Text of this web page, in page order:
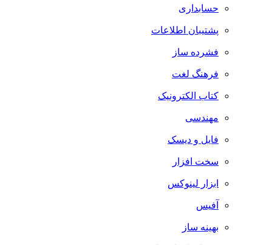
حسابداری
پشتیبان اطلاعات
فشرده ساز
فرهنگ لغت
کتاب الکترونیک
مهندسی
فایل و دیسک
سخت افزار
ابزار لینوکس
آفیس
بهینه ساز